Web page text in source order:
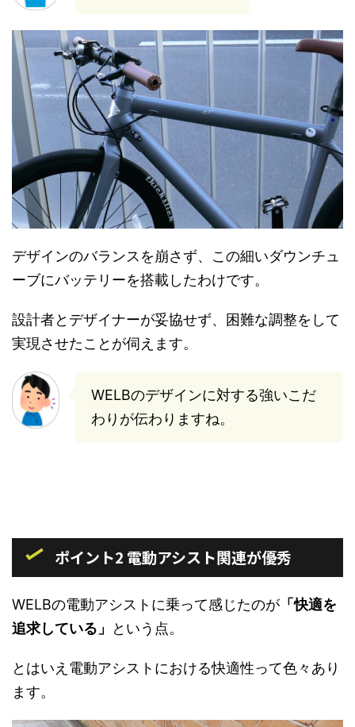
デザインのバランスを崩さず、この細いダウンチュ
ーブにバッテリーを搭載したわけです。
設計者とデザイナーが妥協せず、困難な調整をして
実現させたことが伺えます。
WELBのデザインに対する強いこだ
わりが伝わりますね。
ポイント2 電動アシスト関連が優秀
WELBの電動アシストに乗って感じたのが 「快適を
追求している」
という点。
とはいえ電動アシストにおける快適性って色々あり
ます。